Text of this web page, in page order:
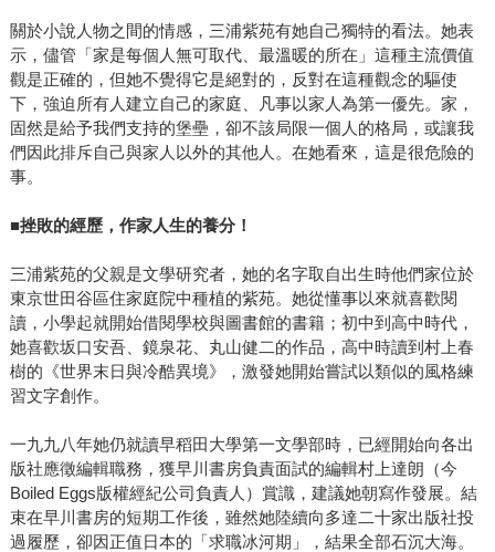
關於小說人物之間的情感，三浦紫苑有她自己獨特的看法。她表
示，儘管「家是每個人無可取代、最溫暖的所在」這種主流價值
觀是正確的，但她不覺得它是絕對的，反對在這種觀念的驅使
下，強迫所有人建立自己的家庭、凡事以家人為第一優先。家，
固然是給予我們支持的堡壘，卻不該局限一個人的格局，或讓我
們因此排斥自己與家人以外的其他人。在她看來，這是很危險的
事。
■挫敗的經歷，作家人生的養分！
三浦紫苑的父親是文學研究者，她的名字取自出生時他們家位於
東京世田谷區住家庭院中種植的紫苑。她從懂事以來就喜歡閱
讀，小學起就開始借閱學校與圖書館的書籍；初中到高中時代，
她喜歡坂口安吾、鏡泉花、丸山健二的作品，高中時讀到村上春
樹的《世界末日與冷酷異境》，激發她開始嘗試以類似的風格練
習文字創作。
一九九八年她仍就讀早稻田大學第一文學部時，已經開始向各出
版社應徵編輯職務，獲早川書房負責面試的編輯村上達朗（今
Boiled Eggs版權經紀公司負責人）賞識，建議她朝寫作發展。結
束在早川書房的短期工作後，雖然她陸續向多達二十家出版社投
過履歷，卻因正值日本的「求職冰河期」，結果全部石沉大海。